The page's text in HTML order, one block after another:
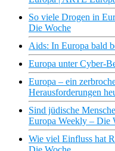
So viele Drogen in
Die Woche
Aids: In Europa bald
Europa unter Cyber-
Europa – ein
Herausforderungen
Sind jüdische
Europa Weekly – Die
Wie viel Einfluss hat